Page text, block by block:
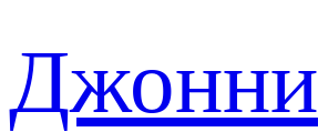
Джонни